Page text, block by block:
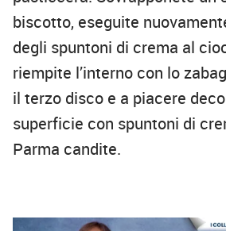
biscotto, eseguite
degli spuntoni di crema al
riempite l’interno con lo
il terzo disco e a piacere
superficie con spuntoni di
Parma candite.